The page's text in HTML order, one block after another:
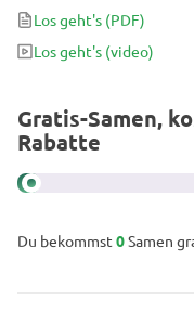
Los geht's (PDF)
Los geht's (video)
Gratis-Samen,
Rabatte
Du bekommst 0Samen